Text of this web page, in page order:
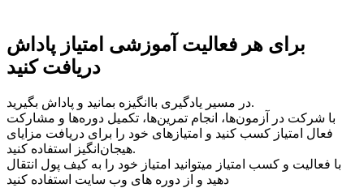
برای هر فعالیت آموزشی امتیاز پاداش
دریافت کنید
در مسیر یادگیری باانگیزه بمانید و پاداش بگیرید.
با شرکت در آزمون‌ها، انجام تمرین‌ها، تکمیل دوره‌ها و مشارکت
فعال امتیاز کسب کنید و امتیازهای خود را برای دریافت مزایای
هیجان‌انگیز استفاده کنید.
با فعالیت و کسب امتیاز میتوانید امتیاز خود را به کیف پول انتقال
دهید و از دوره های وب سایت استفاده کنید